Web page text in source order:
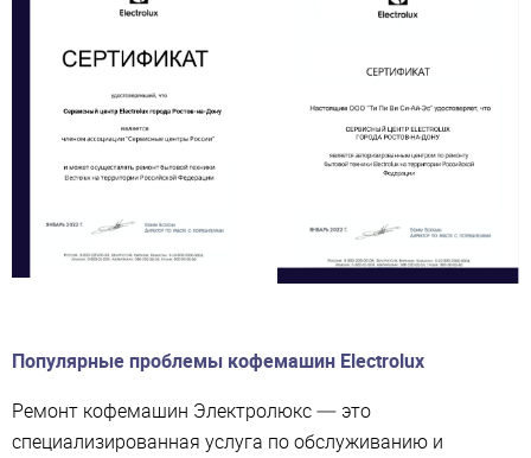
Популярные проблемы кофемашин Electrolux
Ремонт кофемашин Электролюкс — это
специализированная услуга по обслуживанию и